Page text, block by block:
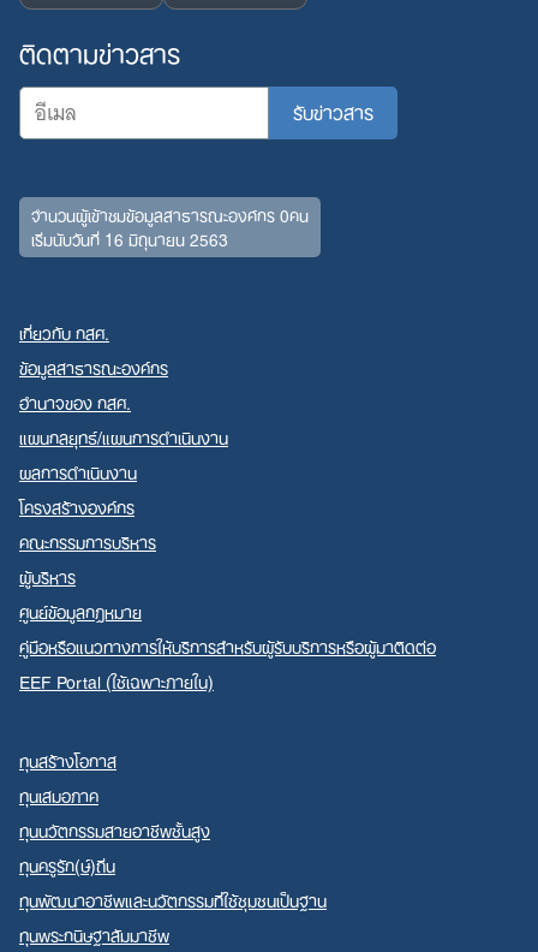
ติดตามข่าวสาร
จำนวนผู้เข้าชมข้อมูลสาธารณะองค์กร 0คน
เริ่มนับวันที่ 16 มิถุนายน 2563
เกี่ยวกับ กสศ.
ข้อมูลสาธารณะองค์กร
อำนาจของ กสศ.
แผนกลยุทธ์/แผนการดำเนินงาน
ผลการดำเนินงาน
โครงสร้างองค์กร
คณะกรรมการบริหาร
ผู้บริหาร
ศูนย์ข้อมูลกฎหมาย
คู่มือหรือแนวทางการให้บริการสำหรับผู้รับบริการหรือผู้มาติดต่อ
EEF Portal (ใช้เฉพาะภายใน)
ทุนสร้างโอกาส
ทุนเสมอภาค
ทุนนวัตกรรมสายอาชีพชั้นสูง
ทุนครูรัก(ษ์)ถิ่น
ทุนพัฒนาอาชีพและนวัตกรรมที่ใช้ชุมชนเป็นฐาน
ทุนพระกนิษฐาสัมมาชีพ